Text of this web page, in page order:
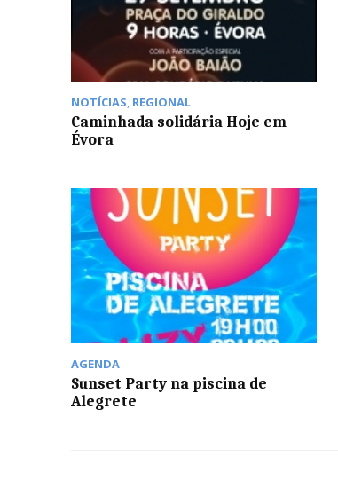
NOTÍCIAS, REGIONAL
Caminhada solidária Hoje em
Évora
AGENDA
Sunset Party na piscina de
Alegrete